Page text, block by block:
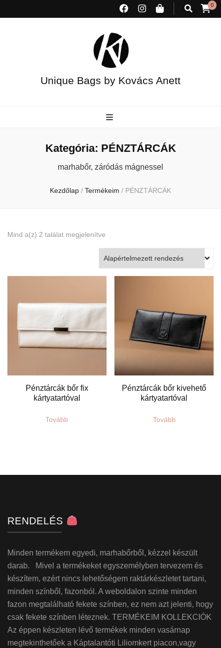
0
Unique Bags by Kovács Anett
Kategória: PÉNZTÁRCÁK
marhabőr, záródás mágnessel
Kezdőlap / Termékeim / PÉNZTÁRCÁK
Mind a(z) 2 találat megjelenítve
Pénztárcák bőr fix
kártyatartóval
Tovább
Pénztárcák bőr kivehető
kártyatartóval
Tovább
RENDELÉS
Minden termékem egyedi, marhabőrből, kézzel készült
darab. Mivel a termékeket egyszemélyben tervezem és
készítem, ezért nincs lehetőségem raktárkészletet tartani,
minden színből, fazonból. A weboldalon szinte minden
fazon megtalálható fekete színben, ez nem azt jelenti, hogy
csak fekete színben léteznek. TERMÉKEIM KOLLEKCIÓK
Az éppen készleten lévő termékek minden vasárnap
megtekinthetőek a Káptalantóti Liliomkert piacon,vagy